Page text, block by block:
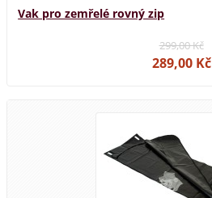
Vak pro zemřelé rovný zip
299,00 Kč
289,00 Kč